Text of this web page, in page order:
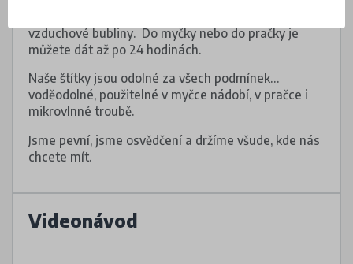
vzduchové bubliny. Do myčky nebo do pračky je
můžete dát až po 24 hodinách.
Naše štítky jsou odolné za všech podmínek…
voděodolné, použitelné v myčce nádobí, v pračce i
mikrovlnné troubě.
Jsme pevní, jsme osvědčení a držíme všude, kde nás
chcete mít.
Videonávod